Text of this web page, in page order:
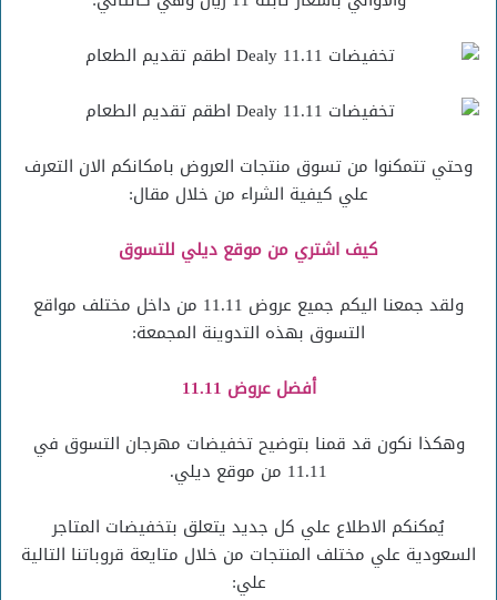
وحتي تتمكنوا من تسوق منتجات العروض بامكانكم الان التعرف
علي كيفية الشراء من خلال مقال:
كيف اشتري من موقع ديلي للتسوق
ولقد جمعنا اليكم جميع عروض 11.11 من داخل مختلف مواقع
التسوق بهذه التدوينة المجمعة:
أفضل عروض 11.11
وهكذا نكون قد قمنا بتوضيح تخفيضات مهرجان التسوق في
11.11 من موقع ديلي.
يُمكنكم الاطلاع علي كل جديد يتعلق بتخفيضات المتاجر
السعودية علي مختلف المنتجات من خلال متايعة قروباتنا التالية
علي: